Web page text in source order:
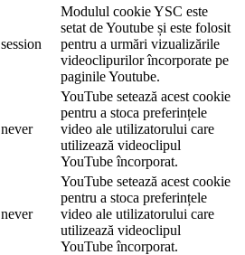
session
Modulul cookie YSC este
setat de Youtube și este folosit
pentru a urmări vizualizările
videoclipurilor încorporate pe
paginile Youtube.
never
YouTube setează acest cookie
pentru a stoca preferințele
video ale utilizatorului care
utilizează videoclipul
YouTube încorporat.
never
YouTube setează acest cookie
pentru a stoca preferințele
video ale utilizatorului care
utilizează videoclipul
YouTube încorporat.